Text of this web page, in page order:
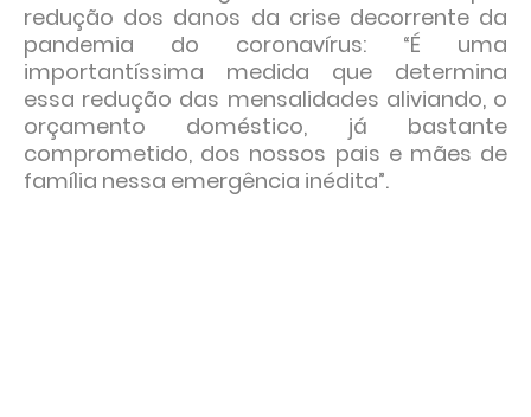
redução dos danos da crise decorrente da
pandemia do coronavírus: “É uma
importantíssima medida que determina
essa redução das mensalidades aliviando, o
orçamento doméstico, já bastante
comprometido, dos nossos pais e mães de
família nessa emergência inédita”.